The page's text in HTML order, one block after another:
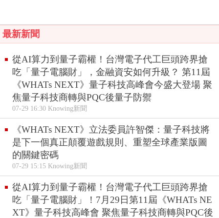
最新新聞
從AI算力到量子霸權！台灣電子代工巨頭跨界搶
吃「量子電腦財」，金融資安如何升級？ 第11屆
《WHATs NEXT》量子科技高峰會今盛大登場 聚
焦量子科技商轉與PQC後量子防禦
07-29 16:30 Knowing新聞
《WHATs NEXT》立法委員許智傑：量子科技將
是下一個真正顛覆遊戲規則、重塑全球產業版圖
的關鍵密碼
07-29 15:15 Knowing新聞
從AI算力到量子霸權！台灣電子代工巨頭跨界搶
吃「量子電腦財」！7月29日第11屆《WHATs NE
XT》量子科技高峰會 聚焦量子科技商轉與PQC後